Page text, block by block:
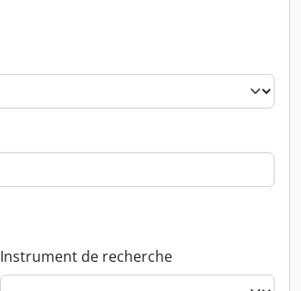
Instrument de recherche